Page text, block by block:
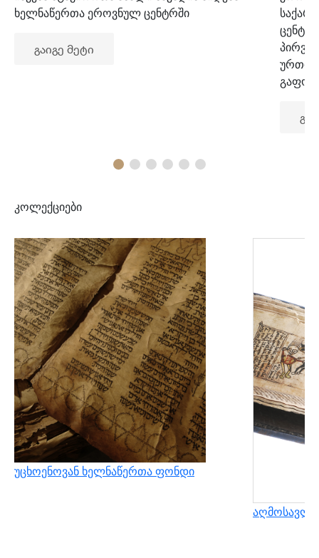
ხელნაწერთა ეროვნულ ცენტრში
გაიგე მეტი
კოლექციები
უცხოენოვან ხელნაწერთა ფონდი